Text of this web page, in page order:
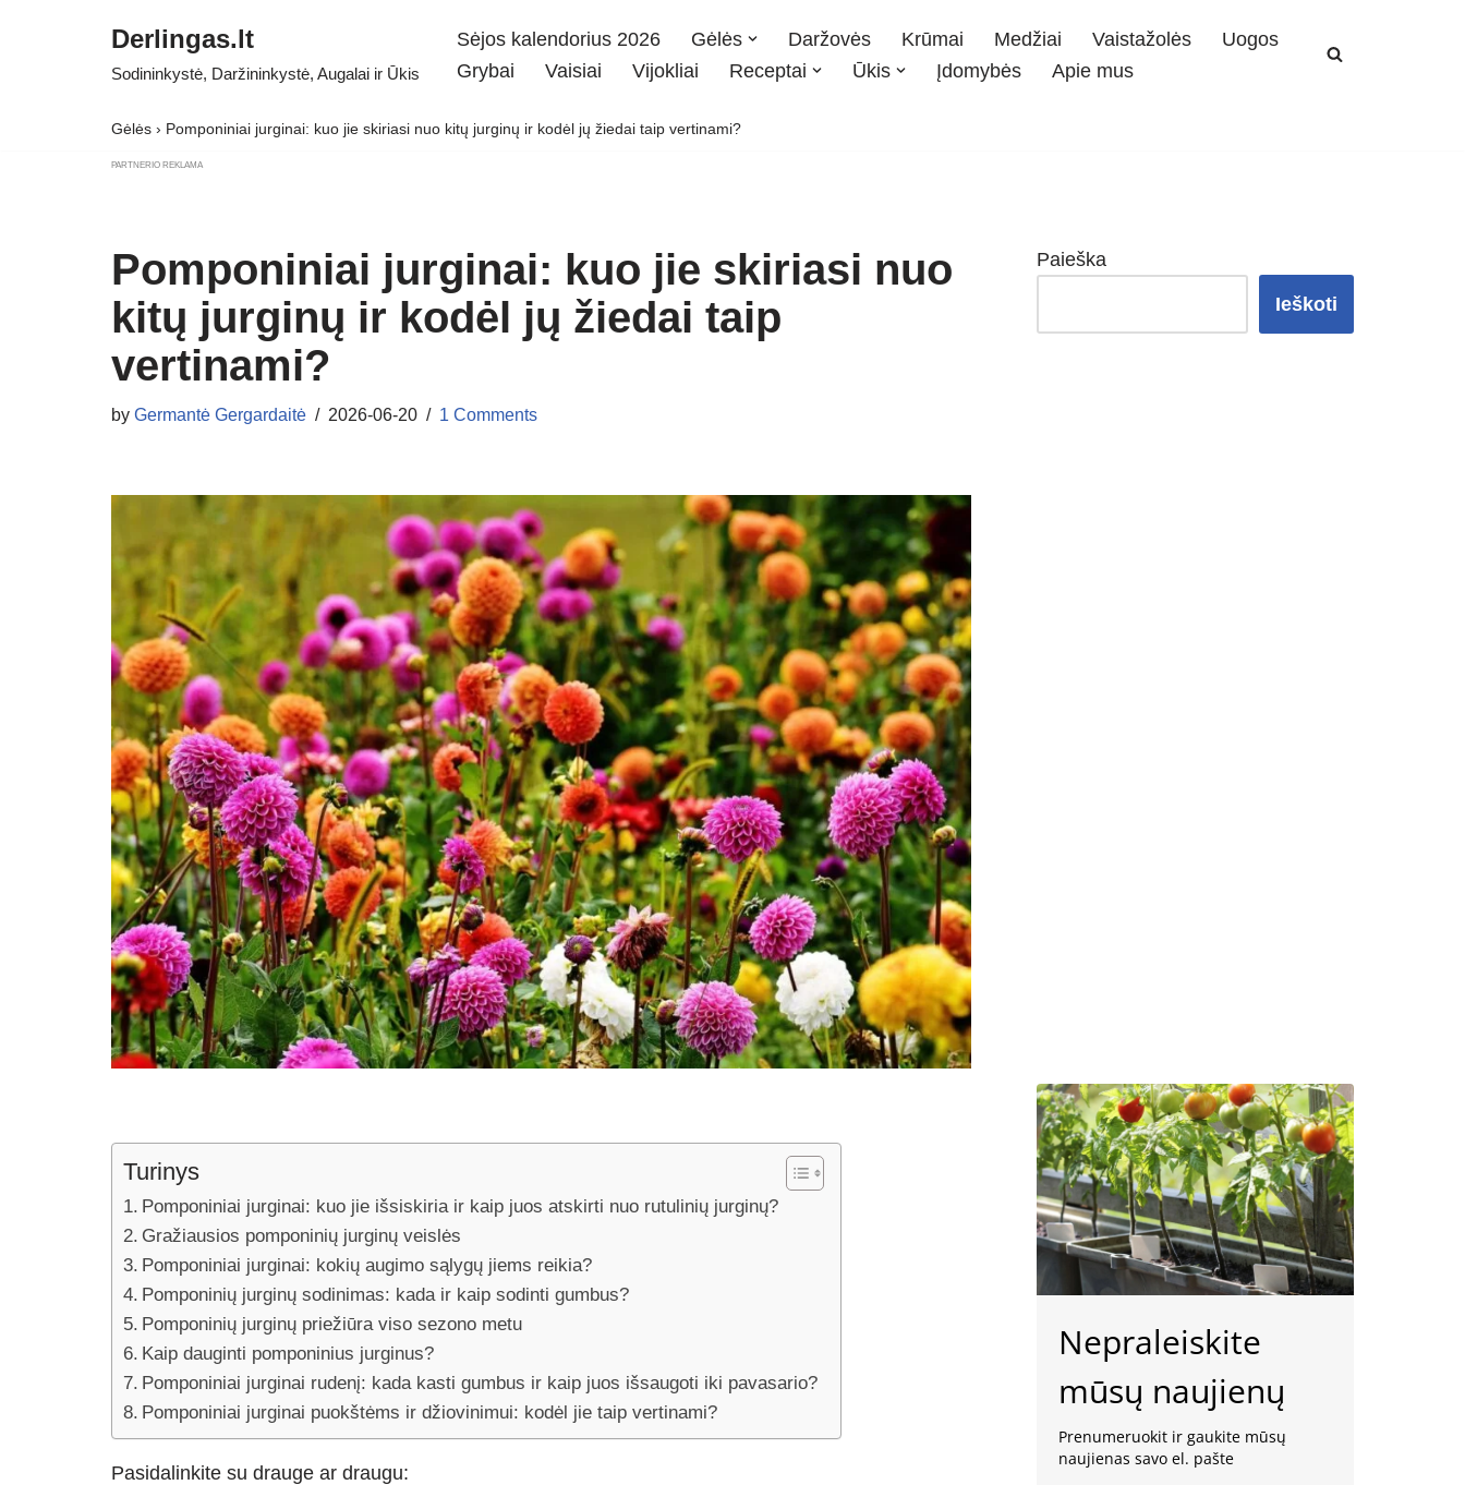
Derlingas.lt
Sodininkystė, Daržininkystė, Augalai ir Ūkis
Sėjos kalendorius 2026 Gėlės Daržovės Krūmai Medžiai Vaistažolės
Uogos
Grybai
Vaisiai Vijokliai Receptai Ūkis Įdomybės Apie mus
Gėlės › Pomponiniai jurginai: kuo jie skiriasi nuo kitų jurginų ir kodėl jų žiedai taip vertinami?
PARTNERIO REKLAMA
Pomponiniai jurginai: kuo jie skiriasi nuo
kitų jurginų ir kodėl jų žiedai taip
vertinami?
by Germantė Gergardaitė 2026-06-20 1 Comments
Turinys
Pomponiniai jurginai: kuo jie išsiskiria ir kaip juos atskirti nuo rutulinių jurginų?
Gražiausios pomponinių jurginų veislės
Pomponiniai jurginai: kokių augimo sąlygų jiems reikia?
Pomponinių jurginų sodinimas: kada ir kaip sodinti gumbus?
Pomponinių jurginų priežiūra viso sezono metu
Kaip dauginti pomponinius jurginus?
Pomponiniai jurginai rudenį: kada kasti gumbus ir kaip juos išsaugoti iki pavasario?
Pomponiniai jurginai puokštėms ir džiovinimui: kodėl jie taip vertinami?
Pasidalinkite su drauge ar draugu:
Paieška
Ieškoti
Nepraleiskite
mūsų naujienų
Prenumeruokit ir gaukite mūsų
naujienas savo el. pašte